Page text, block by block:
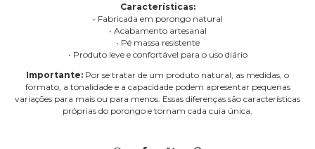
Características:
• Fabricada em porongo natural
• Acabamento artesanal
• Pé massa resistente
• Produto leve e confortável para o uso diário
Importante: Por se tratar de um produto natural, as medidas, o
formato, a tonalidade e a capacidade podem apresentar pequenas
variações para mais ou para menos. Essas diferenças são características
próprias do porongo e tornam cada cuia única.